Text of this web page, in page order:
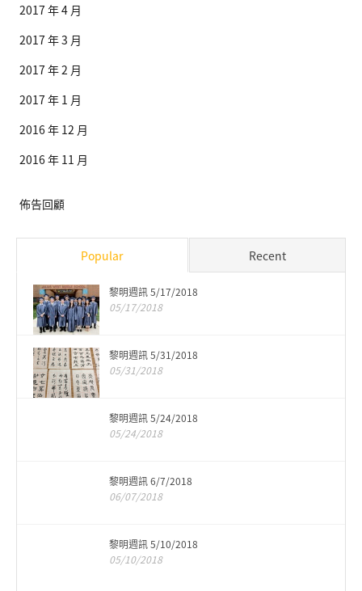
2017 年 4 月
2017 年 3 月
2017 年 2 月
2017 年 1 月
2016 年 12 月
2016 年 11 月
佈告回顧
Popular Recent
黎明週訊 5/17/2018
05/17/2018
黎明週訊 5/31/2018
05/31/2018
黎明週訊 5/24/2018
05/24/2018
黎明週訊 6/7/2018
06/07/2018
黎明週訊 5/10/2018
05/10/2018